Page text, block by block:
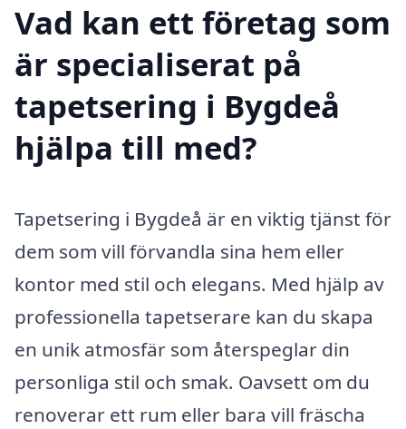
Vad kan ett företag som
är specialiserat på
tapetsering i Bygdeå
hjälpa till med?
Tapetsering i Bygdeå är en viktig tjänst för
dem som vill förvandla sina hem eller
kontor med stil och elegans. Med hjälp av
professionella tapetserare kan du skapa
en unik atmosfär som återspeglar din
personliga stil och smak. Oavsett om du
renoverar ett rum eller bara vill fräscha